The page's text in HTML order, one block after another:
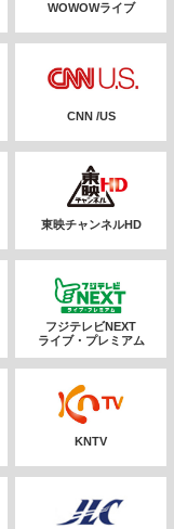
WOWOWライブ
CNN /US
東映チャンネルHD
フジテレビNEXT
ライブ・プレミアム
KNTV